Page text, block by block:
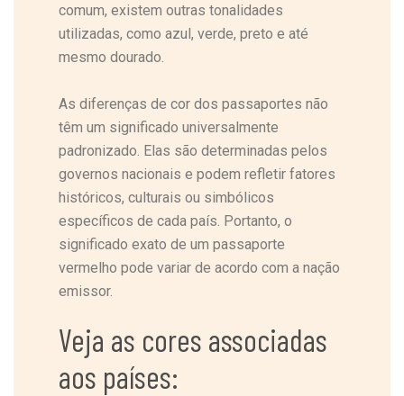
comum, existem outras tonalidades
utilizadas, como azul, verde, preto e até
mesmo dourado.
As diferenças de cor dos passaportes não
têm um significado universalmente
padronizado. Elas são determinadas pelos
governos nacionais e podem refletir fatores
históricos, culturais ou simbólicos
específicos de cada país. Portanto, o
significado exato de um passaporte
vermelho pode variar de acordo com a nação
emissor.
Veja as cores associadas
aos países: